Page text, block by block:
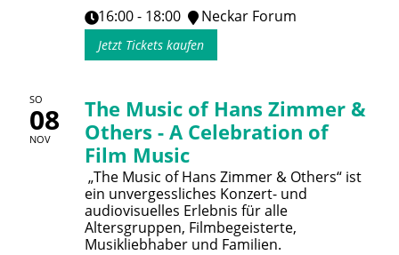
16:00 - 18:00
Neckar Forum
Jetzt Tickets kaufen
SO
08
NOV
The Music of Hans Zimmer &
Others - A Celebration of
Film Music
„The Music of Hans Zimmer & Others“ ist
ein unvergessliches Konzert- und
audiovisuelles Erlebnis für alle
Altersgruppen, Filmbegeisterte,
Musikliebhaber und Familien.